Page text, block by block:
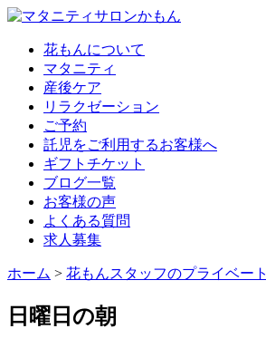
花もんについて
マタニティ
産後ケア
リラクゼーション
ご予約
託児をご利用するお客様へ
ギフトチケット
ブログ一覧
お客様の声
よくある質問
求人募集
ホーム > 花もんスタッフのプライベート
日曜日の朝